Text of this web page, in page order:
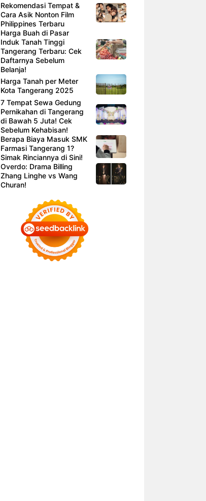
Rekomendasi Tempat &
Cara Asik Nonton Film
Philippines Terbaru
Harga Buah di Pasar
Induk Tanah Tinggi
Tangerang Terbaru: Cek
Daftarnya Sebelum
Belanja!
Harga Tanah per Meter
Kota Tangerang 2025
7 Tempat Sewa Gedung
Pernikahan di Tangerang
di Bawah 5 Juta! Cek
Sebelum Kehabisan!
Berapa Biaya Masuk SMK
Farmasi Tangerang 1?
Simak Rinciannya di Sini!
Overdo: Drama Billing
Zhang Linghe vs Wang
Churan!